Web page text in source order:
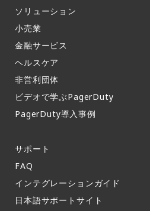
ソリューション
小売業
金融サービス
ヘルスケア
非営利団体
ビデオで学ぶPagerDuty
PagerDuty導入事例​
サポート​
FAQ​
インテグレーションガイド​
日本語サポートサイト​